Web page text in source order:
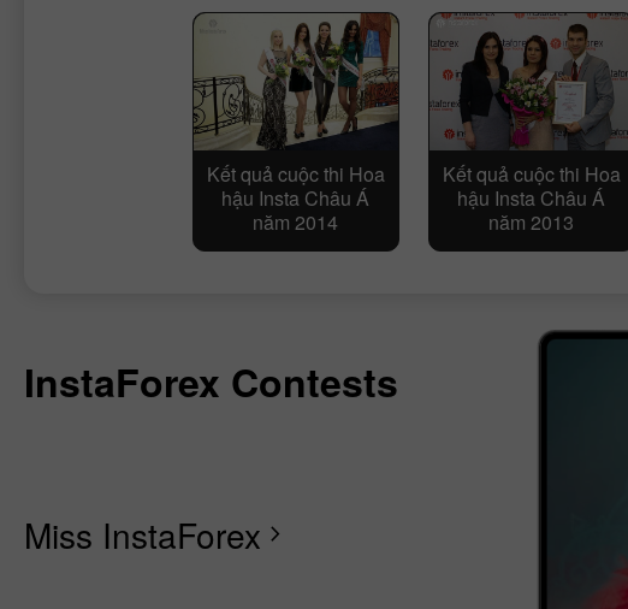
Kết quả cuộc thi Hoa
hậu Insta Châu Á
năm 2014
Kết quả cuộc thi Hoa
hậu Insta Châu Á
năm 2013
InstaForex Contests
Miss InstaForex chevron_right